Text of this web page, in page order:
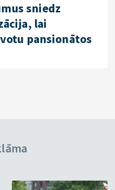
sniedz
lai
pansionātos